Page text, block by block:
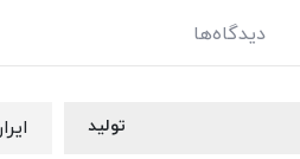
دیدگاه‌ها
تولید